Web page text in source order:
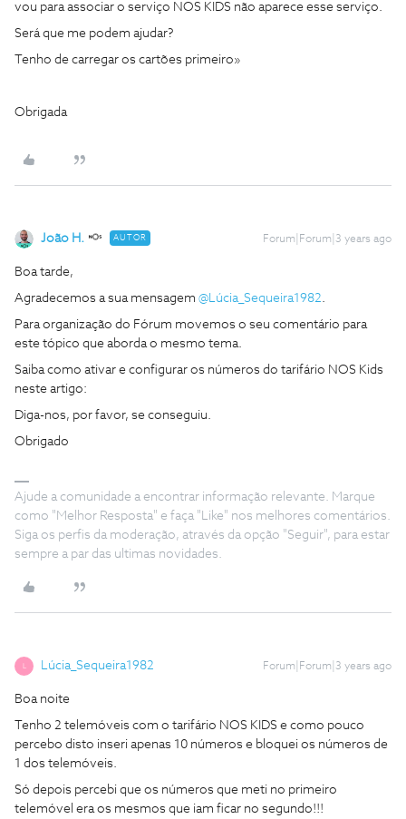
vou para associar o serviço NOS KIDS não aparece esse serviço.
Será que me podem ajudar?
Tenho de carregar os cartões primeiro»
Obrigada
João H. AUTOR Forum|Forum|3 years ago
Boa tarde,
Agradecemos a sua mensagem @Lúcia_Sequeira1982.
Para organização do Fórum movemos o seu comentário para
este tópico que aborda o mesmo tema.
Saiba como ativar e configurar os números do tarifário NOS Kids
neste artigo:
Diga-nos, por favor, se conseguiu.
Obrigado
Ajude a comunidade a encontrar informação relevante. Marque
como "Melhor Resposta" e faça "Like" nos melhores comentários.
Siga os perfis da moderação, através da opção "Seguir", para estar
sempre a par das ultimas novidades.
Lúcia_Sequeira1982 Forum|Forum|3 years ago
Boa noite
Tenho 2 telemóveis com o tarifário NOS KIDS e como pouco
percebo disto inseri apenas 10 números e bloquei os números de
1 dos telemóveis.
Só depois percebi que os números que meti no primeiro
telemóvel era os mesmos que iam ficar no segundo!!!